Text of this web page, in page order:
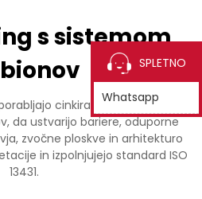
s sistemom
cinkirane celice iz jekla,
da ustvarijo bariere, oduporne
zvočne ploskve in arhitekturo
in izpolnjujejo standard ISO
13431.
SPLETNO
Whatsapp